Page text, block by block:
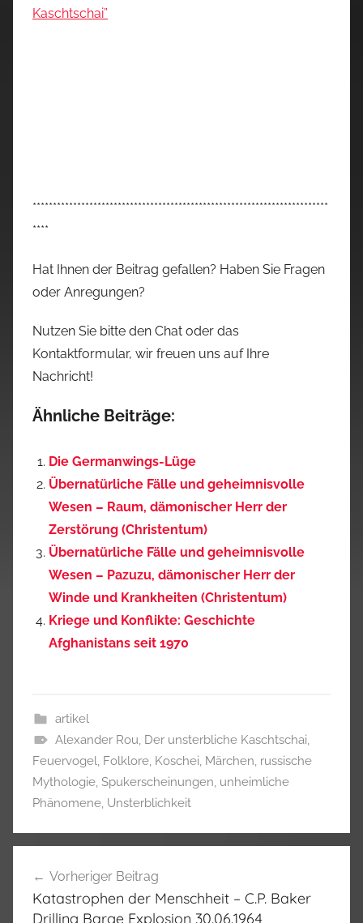
Kaschtschai”
*************************************************************************
****
Hat Ihnen der Beitrag gefallen? Haben Sie Fragen
oder Anregungen?
Nutzen Sie bitte den Chat oder das
Kontaktformular, wir freuen uns auf Ihre
Nachricht!
Ähnliche Beiträge:
Die Germanwings-Lüge
Übernatürliche Fälle und geheimnisvolle
Wesen – Raum, dämonischer Herr der
Zerstörung (Christentum)
Übernatürliche Fälle und geheimnisvolle
Wesen – Pazuzu, dämonischer Herr der
Winde und Krankheiten (Christentum)
Kriege und Konflikte: Geschichte
Afghanistans seit 1970
artikel
Alexander Rou, Der unsterbliche Kaschtschai,
Feuervogel, Folklore, Koschei, Märchen, russische
Mythologie, Spukerscheinungen, unheimliche
Phänomene, Unsterblichkeit
Vorheriger Beitrag
Katastrophen der Menschheit – C.P. Baker
Drilling Barge Explosion 30.06.1964